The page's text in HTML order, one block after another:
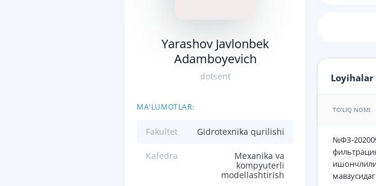
Yarashov Javlonbek
Adamboyevich
dotsent
MA'LUMOTLAR:
Fakultet Gidrotexnika qurilishi
Kafedra
Mexanika va
kompyuterli
modellashtirish
Loyihalar
TO‘LIQ NOMI
№ФЗ-